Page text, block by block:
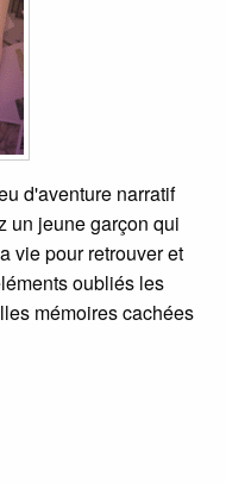
d'aventure narratif
un jeune garçon qui
vie pour retrouver et
oubliés les
mémoires cachées